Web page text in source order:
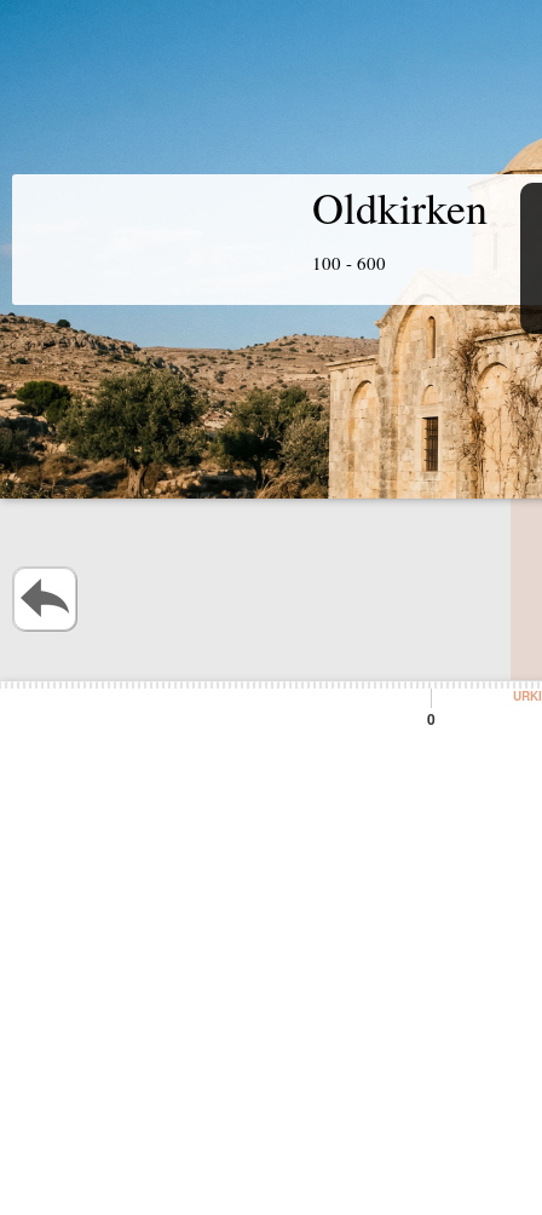
Oldkirken
100 - 600
0